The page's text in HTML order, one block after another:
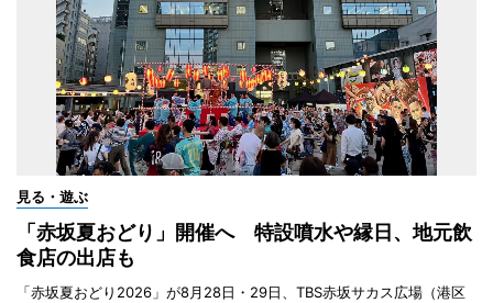
見る・遊ぶ
「赤坂夏おどり」開催へ 特設噴水や縁日、地元飲
食店の出店も
「赤坂夏おどり2026」が8月28日・29日、TBS赤坂サカス広場（港区